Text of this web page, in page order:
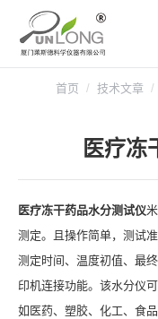
您在这里：
首页 技术文章
医疗冻
医疗冻干药品水分测试仪
测定。且操作简单，测试
测定时间、温度初值、最
印机连接功能。该水分仪
如医药、塑胶、化工、食